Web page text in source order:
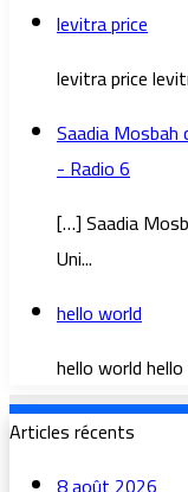
levitra price
levitra price
Saadia Mosbah
- Radio 6
[…] Saadia
Uni...
hello world
hello world
Articles récents